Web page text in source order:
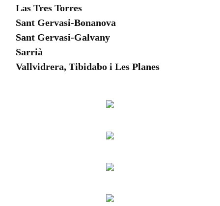
Las Tres Torres
Sant Gervasi-Bonanova
Sant Gervasi-Galvany
Sarrià
Vallvidrera, Tibidabo i Les Planes